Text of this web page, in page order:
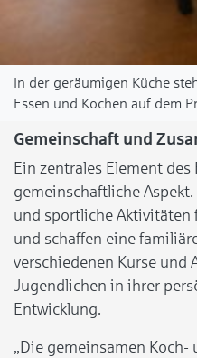
In der geräumigen Küche
Essen und Kochen auf dem
Gemeinschaft und
Ein zentrales Element
gemeinschaftliche
und sportliche Aktivitäten
und schaffen eine
verschiedenen Kurse und
Jugendlichen in ihrer
Entwicklung.
„Die gemeinsamen